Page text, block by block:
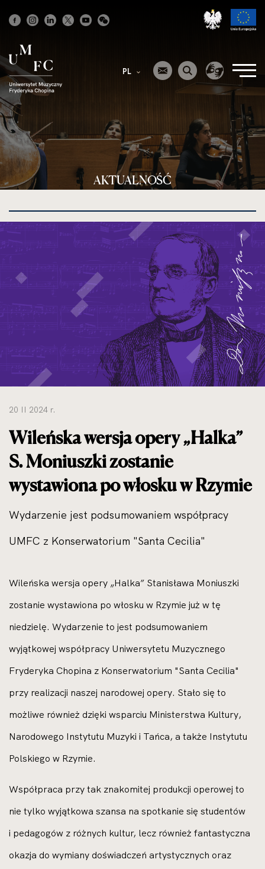
Strona
główna
PL
AKTUALNOŚĆ
kliknięcie
spowoduje
powiększenie
zdjęcia
do
rozmiarów
oryginalnych
20 II 2024 r.
Wileńska wersja opery „Halka”
S. Moniuszki zostanie
wystawiona po włosku w Rzymie
Wydarzenie jest podsumowaniem współpracy
UMFC z Konserwatorium "Santa Cecilia"
Wileńska wersja opery „Halka” Stanisława Moniuszki
zostanie wystawiona po włosku w Rzymie już w tę
niedzielę. Wydarzenie to jest podsumowaniem
wyjątkowej współpracy Uniwersytetu Muzycznego
Fryderyka Chopina z Konserwatorium "Santa Cecilia"
przy realizacji naszej narodowej opery. Stało się to
możliwe również dzięki wsparciu Ministerstwa Kultury,
Narodowego Instytutu Muzyki i Tańca, a także Instytutu
Polskiego w Rzymie.
Współpraca przy tak znakomitej produkcji operowej to
nie tylko wyjątkowa szansa na spotkanie się studentów
i pedagogów z różnych kultur, lecz również fantastyczna
okazja do wymiany doświadczeń artystycznych oraz